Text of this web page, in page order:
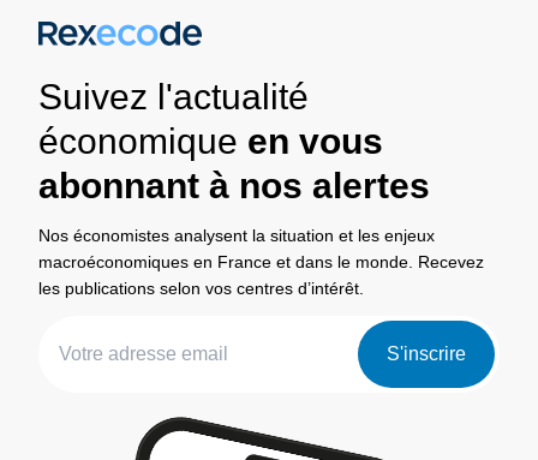
Suivez l'actualité
économique en vous
abonnant à nos alertes
Nos économistes analysent la situation et les enjeux
macroéconomiques en France et dans le monde. Recevez
les publications selon vos centres d’intérêt.
S'inscrire